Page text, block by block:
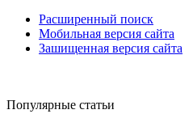
Расширенный поиск
Мобильная версия сайта
Зашищенная версия сайта
Популярные статьи